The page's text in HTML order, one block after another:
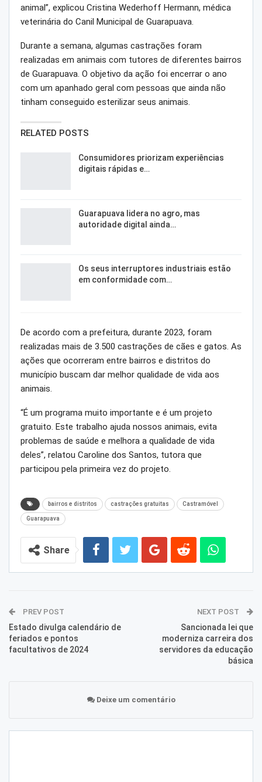
animal”, explicou Cristina Wederhoff Hermann, médica
veterinária do Canil Municipal de Guarapuava.
Durante a semana, algumas castrações foram
realizadas em animais com tutores de diferentes bairros
de Guarapuava. O objetivo da ação foi encerrar o ano
com um apanhado geral com pessoas que ainda não
tinham conseguido esterilizar seus animais.
RELATED POSTS
Consumidores priorizam experiências
digitais rápidas e…
Guarapuava lidera no agro, mas
autoridade digital ainda…
Os seus interruptores industriais estão
em conformidade com…
De acordo com a prefeitura, durante 2023, foram
realizadas mais de 3.500 castrações de cães e gatos. As
ações que ocorreram entre bairros e distritos do
município buscam dar melhor qualidade de vida aos
animais.
“É um programa muito importante e é um projeto
gratuito. Este trabalho ajuda nossos animais, evita
problemas de saúde e melhora a qualidade de vida
deles”, relatou Caroline dos Santos, tutora que
participou pela primeira vez do projeto.
bairros e distritos castrações gratuitas Castramóvel
Guarapuava
Share
PREV POST
Estado divulga calendário de
feriados e pontos
facultativos de 2024
NEXT POST
Sancionada lei que
moderniza carreira dos
servidores da educação
básica
Deixe um comentário